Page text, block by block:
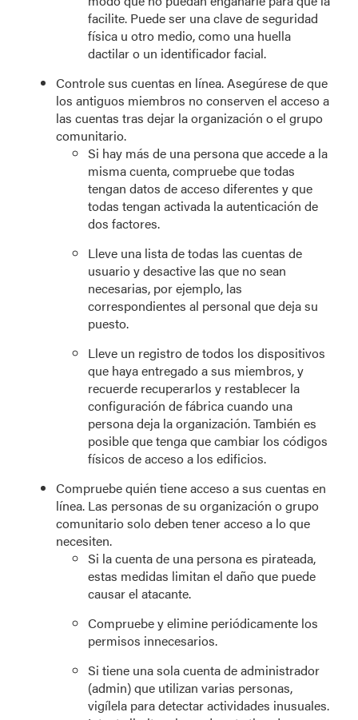
facilite. Puede ser una clave de seguridad
física u otro medio, como una huella
dactilar o un identificador facial.
Controle sus cuentas en línea. Asegúrese de que
los antiguos miembros no conserven el acceso a
las cuentas tras dejar la organización o el grupo
comunitario.
Si hay más de una persona que accede a la
misma cuenta, compruebe que todas
tengan datos de acceso diferentes y que
todas tengan activada la autenticación de
dos factores.
Lleve una lista de todas las cuentas de
usuario y desactive las que no sean
necesarias, por ejemplo, las
correspondientes al personal que deja su
puesto.
Lleve un registro de todos los dispositivos
que haya entregado a sus miembros, y
recuerde recuperarlos y restablecer la
configuración de fábrica cuando una
persona deja la organización. También es
posible que tenga que cambiar los códigos
físicos de acceso a los edificios.
Compruebe quién tiene acceso a sus cuentas en
línea. Las personas de su organización o grupo
comunitario solo deben tener acceso a lo que
necesiten.
Si la cuenta de una persona es pirateada,
estas medidas limitan el daño que puede
causar el atacante.
Compruebe y elimine periódicamente los
permisos innecesarios.
Si tiene una sola cuenta de administrador
(admin) que utilizan varias personas,
vigílela para detectar actividades inusuales.